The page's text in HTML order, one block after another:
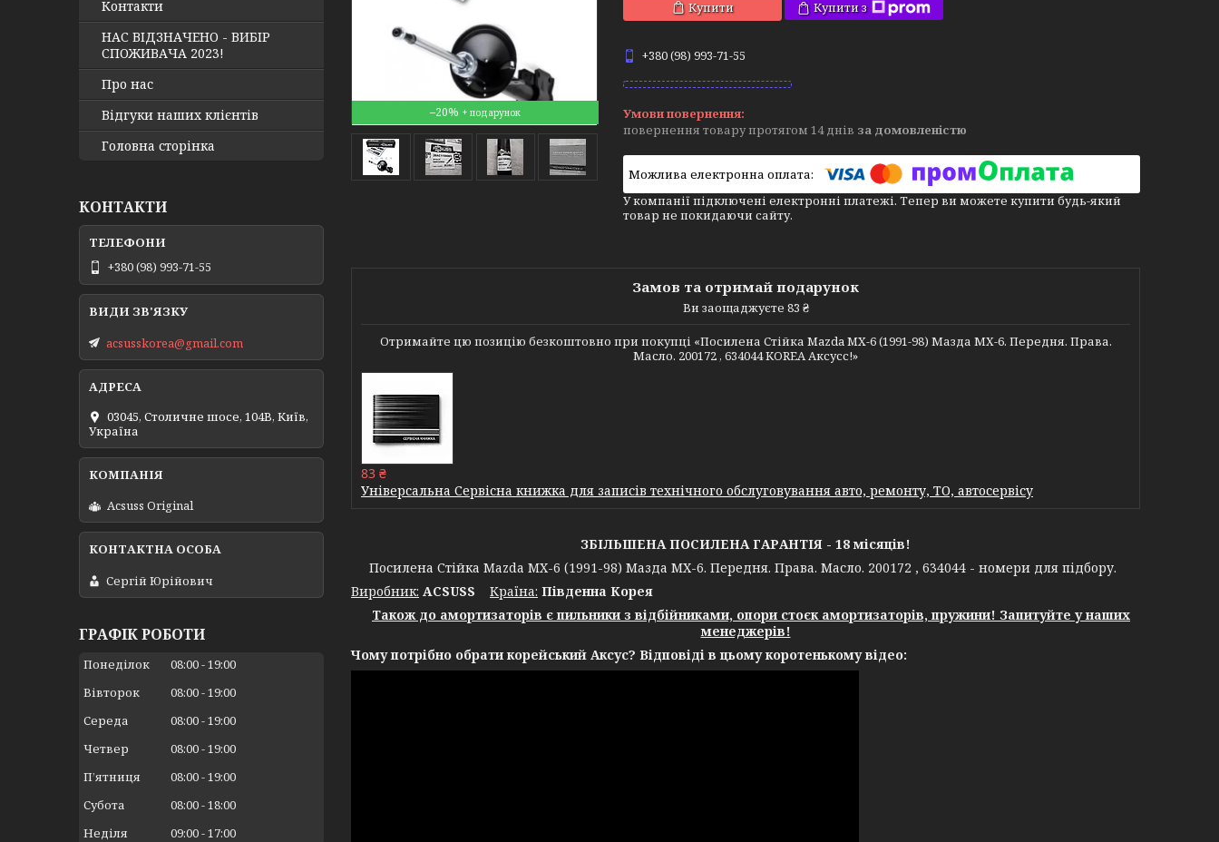
–20%
Купити Купити з
+380 (98) 993-71-55
повернення товару протягом 14 днів за домовленістю
У компанії підключені електронні платежі. Тепер ви можете купити будь-який
товар не покидаючи сайту.
Замов та отримай подарунок
Ви заощаджуєте 83 ₴
Отримайте цю позицію безкоштовно при покупці «Посилена Стійка Mazda MX-6 (1991-98) Мазда МХ-6. Передня. Права.
Масло. 200172 , 634044 KOREA Аксусс!»
83 ₴
Універсальна Сервісна книжка для записів технічного обслуговування авто, ремонту, ТО, автосервісу
ЗБІЛЬШЕНА ПОСИЛЕНА ГАРАНТІЯ - 18 місяців!
Посилена Стійка Mazda MX-6 (1991-98) Мазда МХ-6. Передня. Права. Масло. 200172 , 634044 - номери для підбору.
Виробник: ACSUSS Крaїна: Південна Корея
Також до амортизаторів є пильники з відбійниками, опори стоєк амортизаторів, пружини! Запитуйте у наших
менеджерів!
Чому потрібно обрати корейський Аксус? Відповіді в цьому коротенькому відео:
Контакти
НАС ВІДЗНАЧЕНО - ВИБІР
СПОЖИВАЧА 2023!
Про нас
Відгуки наших клієнтів
Головна сторінка
КОНТАКТИ
+380 (98) 993-71-55
acsusskorea@gmail.com
03045, Столичне шосе, 104B, Київ,
Україна
Acsuss Original
Сергій Юрійович
ГРАФІК РОБОТИ
Понеділок 08:00 19:00
Вівторок
08:00 19:00
Середа
08:00 19:00
Четвер
08:00 19:00
Пʼятниця
08:00 19:00
Субота
08:00 18:00
Неділя
09:00 17:00